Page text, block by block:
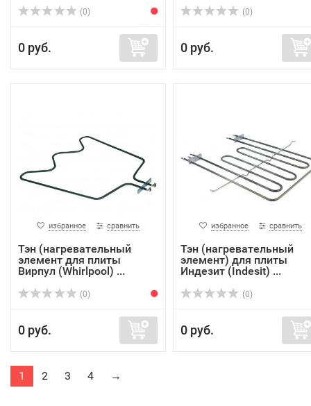
(0)
0 руб.
(0)
0 руб.
избранное сравнить
Тэн (нагревательный
элемент для плиты
Вирпул (Whirlpool) ...
(0)
0 руб.
избранное сравнить
Тэн (нагревательный
элемент) для плиты
Индезит (Indesit) ...
(0)
0 руб.
1 2 3 4 →